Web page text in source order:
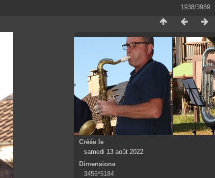
1938/3989
Créée le
samedi 13 août 2022
Dimensions
3456*5184